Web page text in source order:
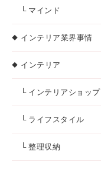
└ マインド
インテリア業界事情
インテリア
└ インテリアショップ
└ ライフスタイル
└ 整理収納